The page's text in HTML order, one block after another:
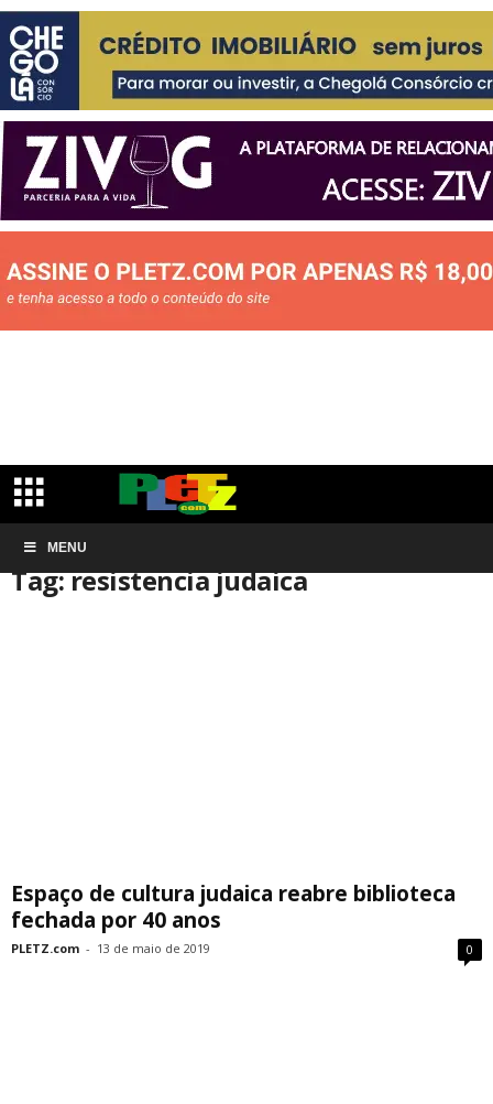
MENU
Início Tags
Tag: resistencia judaica
Espaço de cultura judaica reabre biblioteca
fechada por 40 anos
PLETZ.com - 13 de maio de 2019 0